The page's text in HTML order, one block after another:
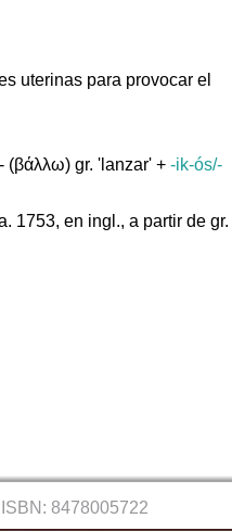
uterinas para provocar el
(βάλλω) gr. 'lanzar' + -ik-ós/-
1753, en ingl., a partir de gr.
ISBN: 8478005722